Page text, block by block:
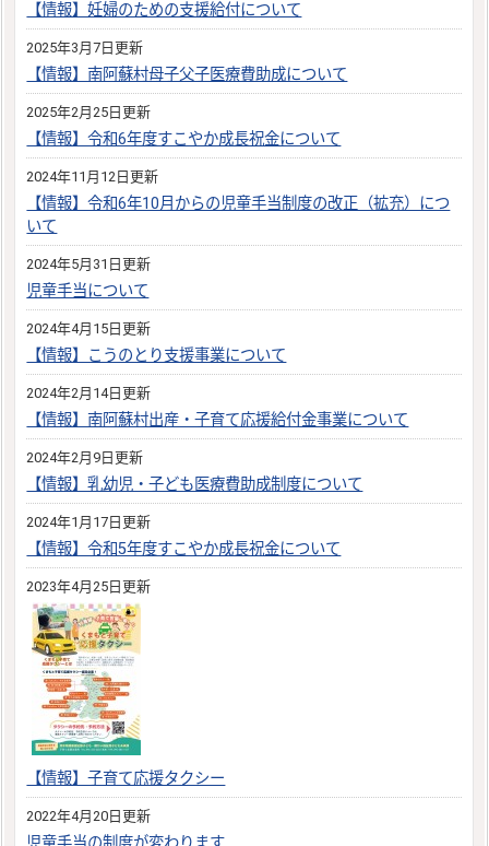
【情報】妊婦のための支援給付について
2025年3月7日更新
【情報】南阿蘇村母子父子医療費助成について
2025年2月25日更新
【情報】令和6年度すこやか成長祝金について
2024年11月12日更新
【情報】令和6年10月からの児童手当制度の改正（拡充）につ
いて
2024年5月31日更新
児童手当について
2024年4月15日更新
【情報】こうのとり支援事業について
2024年2月14日更新
【情報】南阿蘇村出産・子育て応援給付金事業について
2024年2月9日更新
【情報】乳幼児・子ども医療費助成制度について
2024年1月17日更新
【情報】令和5年度すこやか成長祝金について
2023年4月25日更新
【情報】子育て応援タクシー
2022年4月20日更新